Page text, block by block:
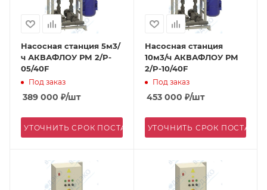
Насосная станция 5м3/
ч АКВАФЛОУ РМ 2/P-
05/40F
Под заказ
389 000 ₽/шт
УТОЧНИТЬ СРОК ПОСТАВКИ
Насосная станция
10м3/ч АКВАФЛОУ РМ
2/P-10/40F
Под заказ
453 000 ₽/шт
УТОЧНИТЬ СРОК